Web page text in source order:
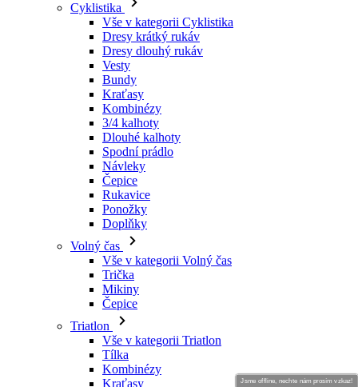
Cyklistika
Vše v kategorii Cyklistika
Dresy krátký rukáv
Dresy dlouhý rukáv
Vesty
Bundy
Kraťasy
Kombinézy
3/4 kalhoty
Dlouhé kalhoty
Spodní prádlo
Návleky
Čepice
Rukavice
Ponožky
Doplňky
Volný čas
Vše v kategorii Volný čas
Trička
Mikiny
Čepice
Triatlon
Vše v kategorii Triatlon
Tílka
Kombinézy
Kraťasy
Jsme offline, nechte nám prosím vzkaz!